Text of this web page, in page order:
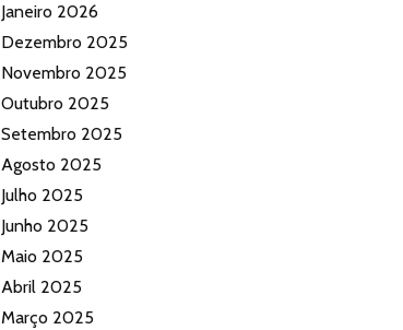
Janeiro 2026
Dezembro 2025
Novembro 2025
Outubro 2025
Setembro 2025
Agosto 2025
Julho 2025
Junho 2025
Maio 2025
Abril 2025
Março 2025